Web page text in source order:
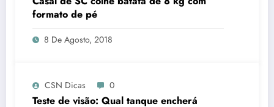
formato de pé
8 De Agosto, 2018
CSN Dicas 0
Teste de visão: Qual tanque encherá